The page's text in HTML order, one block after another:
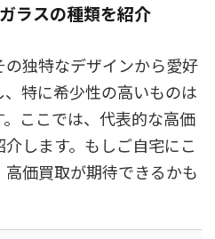
ラスの種類を紹介
独特なデザインから愛好
特に希少性の高いものは
ここでは、代表的な高価
します。もしご自宅にこ
価買取が期待できるかも